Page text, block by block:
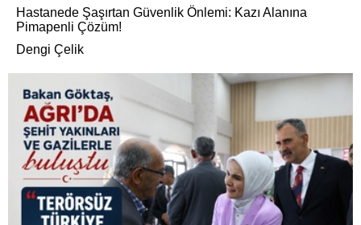
Hastanede Şaşırtan Güvenlik Önlemi: Kazı Alanına
Pimapenli Çözüm!
Dengi Çelik